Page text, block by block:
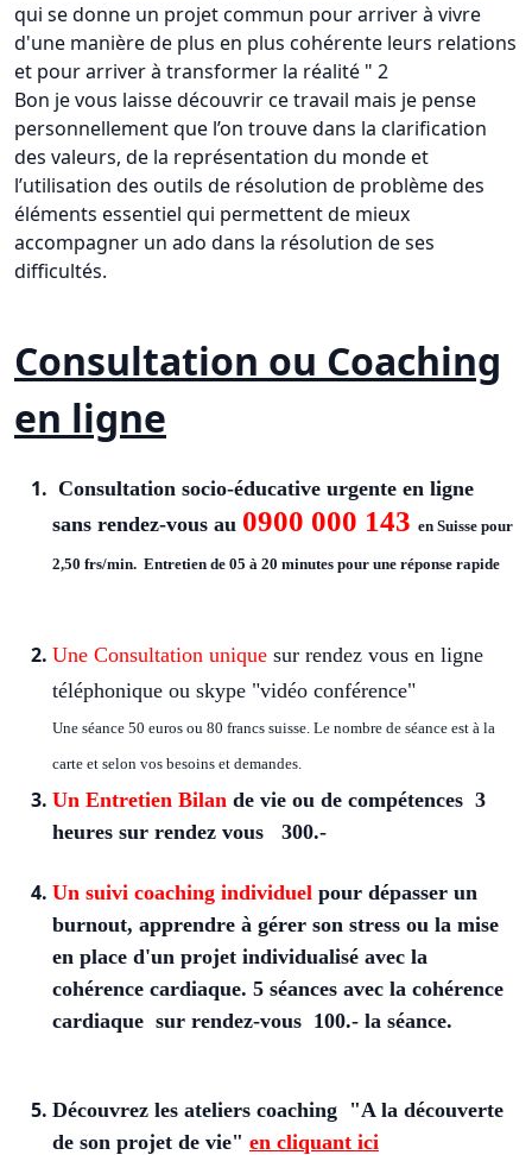
qui se donne un projet commun pour arriver à vivre
d'une manière de plus en plus cohérente leurs relations
et pour arriver à transformer la réalité " 2
Bon je vous laisse découvrir ce travail mais je pense
personnellement que l’on trouve dans la clarification
des valeurs, de la représentation du monde et
l’utilisation des outils de résolution de problème des
éléments essentiel qui permettent de mieux
accompagner un ado dans la résolution de ses
difficultés.
Consultation ou Coaching
en ligne
Consultation socio-éducative urgente en ligne
sans rendez-vous au 0900 000 143 en Suisse pour
2,50 frs/min. Entretien de 05 à 20 minutes pour une réponse rapide
Une Consultation unique sur rendez vous en ligne
téléphonique ou skype "vidéo conférence"
Une séance 50 euros ou 80 francs suisse. Le nombre de séance est à la
carte et selon vos besoins et demandes.
Un Entretien Bilan de vie ou de compétences 3
heures sur rendez vous 300.-
Un suivi coaching individuel pour dépasser un
burnout, apprendre à gérer son stress ou la mise
en place d'un projet individualisé avec la
cohérence cardiaque. 5 séances avec la cohérence
cardiaque sur rendez-vous 100.- la séance.
Découvrez les ateliers coaching "A la découverte
de son projet de vie" en cliquant ici